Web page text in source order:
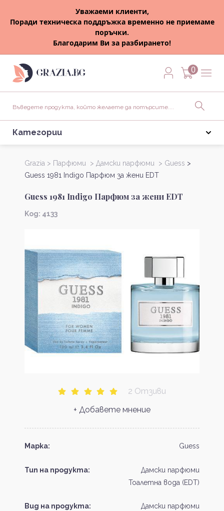
Уважаеми клиенти,
Поради техническа поддръжка временно не приемаме
поръчки.
Благодарим Ви за разбирането!
0
Категории
Grazia > Парфюми > Дамски парфюми > Guess >
Guess 1981 Indigo Парфюм за жени EDT
Guess 1981 Indigo Парфюм за жени EDT
Kод: 4133
2 Отзиви
+ Добавете мнение
Марка: Guess
Тип на продукта:
Дамски парфюми
Тоалетна вода (EDT)
Вид на продукта: Дамски парфюми